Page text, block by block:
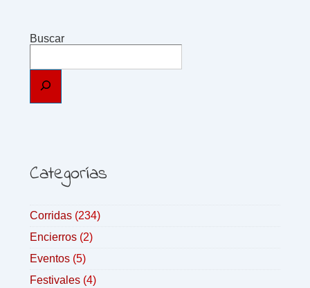
Buscar
Categorías
Corridas (234)
Encierros (2)
Eventos (5)
Festivales (4)